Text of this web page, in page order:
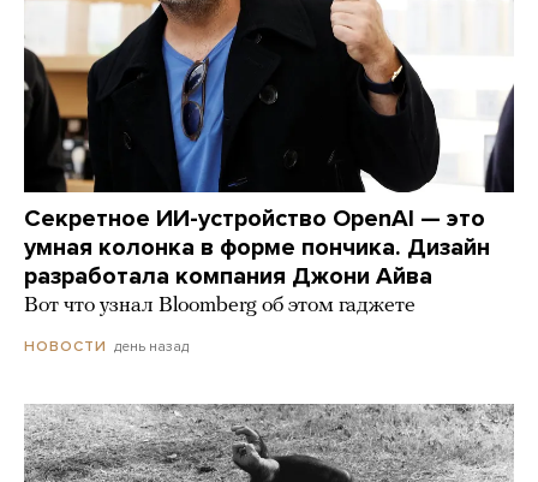
Секретное ИИ-устройство OpenAI — это
умная колонка в форме пончика. Дизайн
разработала компания Джони Айва
Вот что узнал Bloomberg об этом гаджете
НОВОСТИ день назад